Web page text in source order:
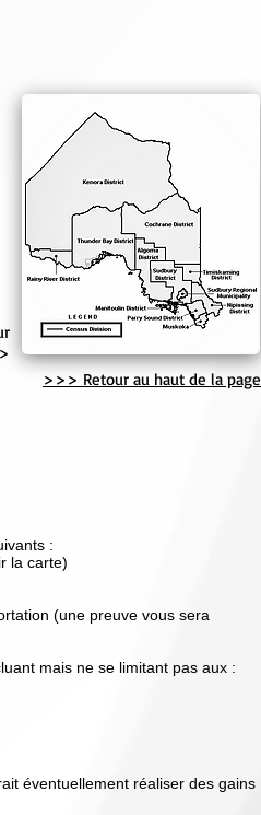
>>> Retour au haut de la page
:
la carte)
(une preuve vous sera
mais ne se limitant pas aux :
éventuellement réaliser des gains